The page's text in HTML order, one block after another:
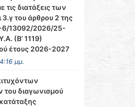
διατάξεις των
3.γ του άρθρου 2 της
6/13092/2026/25-
(Β’ 1119)
έτους 2026-2027
μμ.
διαγωνισμού